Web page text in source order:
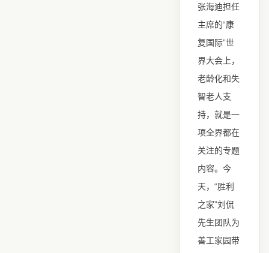
张海迪担任
主席的“康
复国际”世
界大会上，
老龄化和失
智老人支
持，就是一
项全界都在
关注的专题
内容。今
天， “胜利
之家”刘侃
先生团队为
善工家园带